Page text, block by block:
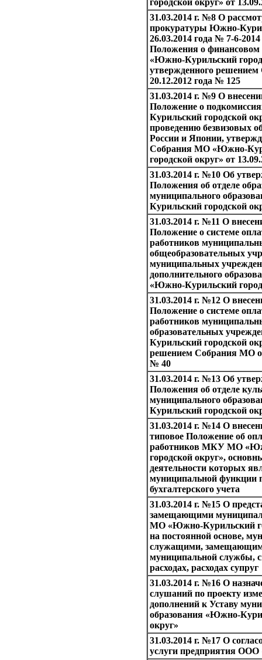
31.03.2014 г. №8 О
прокуратуры Южно-
26.03.2014 года № 7-6-
Положения о
«Южно-Курильский
утвержденного
20.12.2012 года № 125
31.03.2014 г. №9 О
Положение о
Курильский городской
проведению безвизовых
России и Японии,
Собрания МО «Южно-
городской округ» от
31.03.2014 г. №10 Об
Положения об отделе
муниципального
Курильский городской
31.03.2014 г. №11 О
Положение о системе
работников
общеобразовательных
муниципальных
дополнительного
«Южно-Курильский
31.03.2014 г. №12 О
Положение о системе
работников
образовательных
Курильский городской
решением Собрания МО
№ 40
31.03.2014 г. №13 Об
Положения об отделе
муниципального
Курильский городской
31.03.2014 г. №14 О
типовое Положение об
работников МКУ МО
городской округ»,
деятельности которых
муниципальной функции
бухгалтерского учета
31.03.2014 г. №15 О
замещающими
МО «Южно-Курильский
на постоянной основе,
служащими,
муниципальной службы,
расходах, расходах супруг
31.03.2014 г. №16 О
слушаний по проекту
дополнений к Уставу
образования «Южно-
округ»
31.03.2014 г. №17 О
услуги предприятия ООО